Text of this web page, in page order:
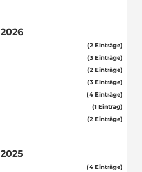
2026
(2 Einträge)
(3 Einträge)
(2 Einträge)
(3 Einträge)
(4 Einträge)
(1 Eintrag)
(2 Einträge)
2025
(4 Einträge)